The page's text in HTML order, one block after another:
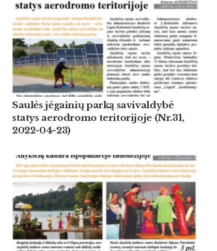
Saulės jėgainių parką savivaldybė
statys aerodromo teritorijoje (Nr.31,
2022-04-23)